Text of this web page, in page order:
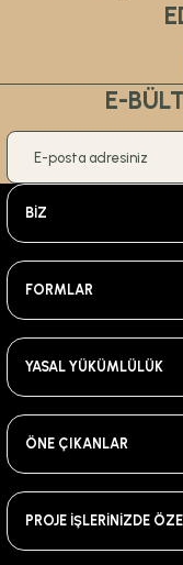
E-
BİZ
FORMLAR
YASAL YÜKÜMLÜLÜK
ÖNE ÇIKANLAR
PROJE İŞLERİNİZDE